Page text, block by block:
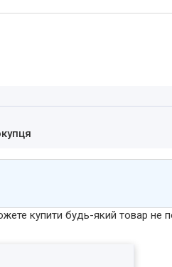
купити будь-який товар не